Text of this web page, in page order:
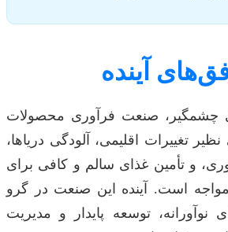
آینده
چشمگیر، صنعت فرآوری محصولات
تغییرات اقلیمی، آلودگی دریاها،
و تأمین غذای سالم و کافی برای
است. آینده این صنعت در گرو
نوآورانه، توسعه پایدار و مدیریت